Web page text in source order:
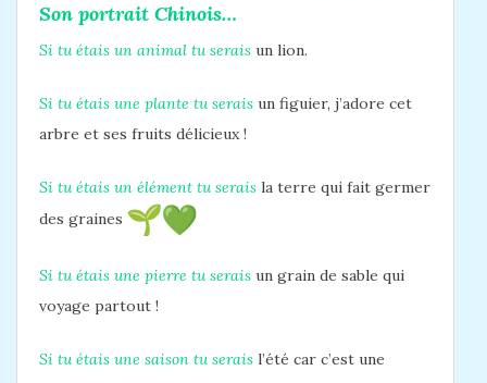
Son portrait Chinois…
Si tu étais un animal tu serais un lion.
Si tu étais une plante tu serais un figuier, j’adore cet
arbre et ses fruits délicieux !
Si tu étais un élément tu serais la terre qui fait germer
des graines
Si tu étais une pierre tu serais un grain de sable qui
voyage partout !
Si tu étais une saison tu serais l’été car c’est une